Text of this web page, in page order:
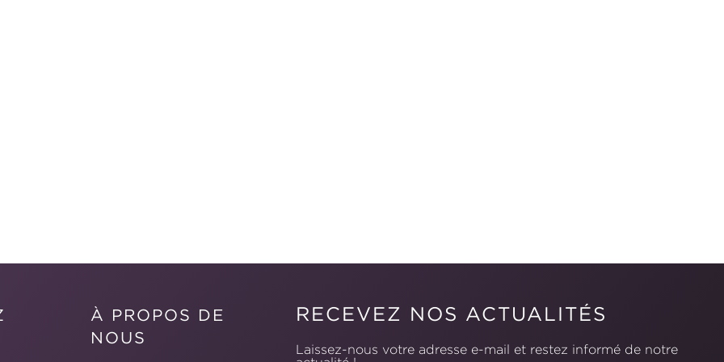
À PROPOS DE
NOUS
RECEVEZ NOS ACTUALITÉS
Laissez-nous votre adresse e-mail et restez informé de notre